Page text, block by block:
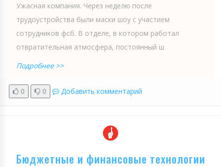
Ужасная компания. Через неделю после
трудоустройства были маски шоу с участием
сотрудников фсб. В отделе, в котором работал
отвратительная атмосфера, постоянный ш
Подробнее >>
0 0 Добавить комментарий
Бюджетные и финансовые технологии